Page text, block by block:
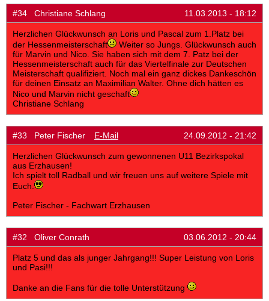
#34 Christiane Schlang 11.03.2013 - 18:12
Herzlichen Glückwunsch an Loris und Pascal zum 1.Platz bei
der Hessenmeisterschaft
Weiter so Jungs. Glückwunsch auch
für Marvin und Nico. Sie haben sich mit dem 7. Patz bei der
Hessenmeisterschaft auch für das Viertelfinale zur Deutschen
Meisterschaft qualifiziert. Noch mal ein ganz dickes Dankeschön
für deinen Einsatz an Maximilian Walter. Ohne dich hätten es
Nico und Marvin nicht geschaft
Christiane Schlang
#33 Peter Fischer E-Mail 24.09.2012 - 21:42
Herzlichen Glückwunsch zum gewonnenen U11 Bezirkspokal
aus Erzhausen!
Ich spielt toll Radball und wir freuen uns auf weitere Spiele mit
Euch.
Peter Fischer - Fachwart Erzhausen
#32 Oliver Conrath 03.06.2012 - 20:44
Platz 5 und das als junger Jahrgang!!! Super Leistung von Loris
und Pasi!!!
Danke an die Fans für die tolle Unterstützung